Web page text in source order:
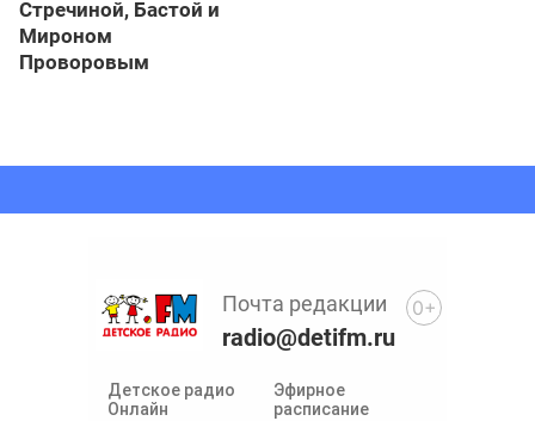
Стречиной, Бастой и
Мироном
Проворовым
Детское радио
Онлайн
Эфирное
расписание
Почта редакции
radio@detifm.ru
0+